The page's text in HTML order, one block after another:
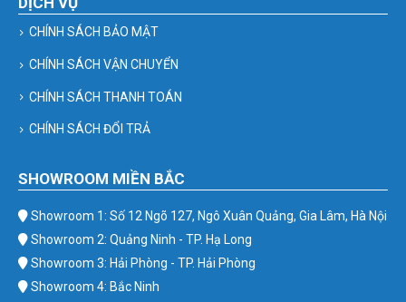
CHÍNH SÁCH BẢO MẬT
CHÍNH SÁCH VẬN CHUYỂN
CHÍNH SÁCH THANH TOÁN
CHÍNH SÁCH ĐỔI TRẢ
SHOWROOM MIỀN BẮC
Showroom 1: Số 12 Ngõ 127, Ngô Xuân Quảng, Gia Lâm, Hà Nội
Showroom 2: Quảng Ninh - TP. Hạ Long
Showroom 3: Hải Phòng - TP. Hải Phòng
Showroom 4: Bắc Ninh